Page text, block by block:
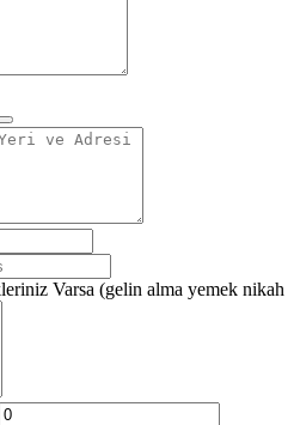
Varsa (gelin alma yemek nikah